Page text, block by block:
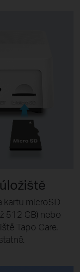
kartu microSD
512 GB) nebo
Tapo Care.